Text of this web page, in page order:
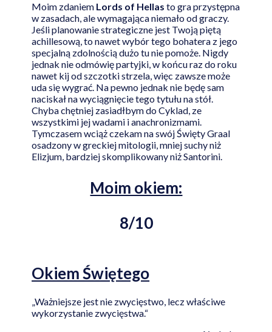
Moim zdaniem Lords of Hellas to gra przystępna
w zasadach, ale wymagająca niemało od graczy.
Jeśli planowanie strategiczne jest Twoją piętą
achillesową, to nawet wybór tego bohatera z jego
specjalną zdolnością dużo tu nie pomoże. Nigdy
jednak nie odmówię partyjki, w końcu raz do roku
nawet kij od szczotki strzela, więc zawsze może
uda się wygrać. Na pewno jednak nie będę sam
naciskał na wyciągnięcie tego tytułu na stół.
Chyba chętniej zasiadłbym do Cyklad, ze
wszystkimi jej wadami i anachronizmami.
Tymczasem wciąż czekam na swój Święty Graal
osadzony w greckiej mitologii, mniej suchy niż
Elizjum, bardziej skomplikowany niż Santorini.
Moim okiem:
8/10
Okiem Świętego
„Ważniejsze jest nie zwycięstwo, lecz właściwe
wykorzystanie zwycięstwa.“